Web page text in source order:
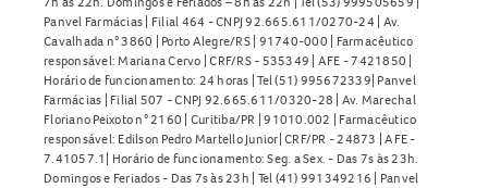
Panvel Farmácias | Filial 464 - CNPJ 92.665.611/0270-24 | Av.
Cavalhada n° 3860 | Porto Alegre/RS | 91740-000 | Farmacêutico
responsável: Mariana Cervo | CRF/RS - 535349 | AFE - 7421850 |
Horário de funcionamento: 24 horas | Tel (51) 995672339| Panvel
Farmácias | Filial 507 - CNPJ 92.665.611/0320-28 | Av. Marechal
Floriano Peixoto n° 2160 | Curitiba/PR | 91010.002 | Farmacêutico
responsável: Edilson Pedro Martello Junior| CRF/PR - 24873 | AFE -
7.41057.1| Horário de funcionamento: Seg. a Sex. - Das 7s às 23h.
Domingos e Feriados - Das 7s às 23h | Tel (41) 991349216 | Panvel